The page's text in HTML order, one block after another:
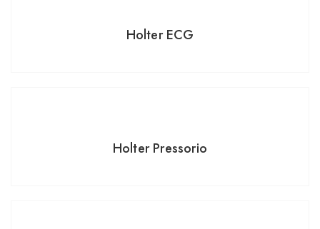
Holter ECG
Holter Pressorio